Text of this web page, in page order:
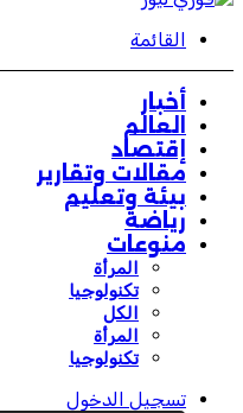
القائمة
أخبار
العالم
إقتصاد
مقالات وتقارير
بيئة وتعليم
رياضة
منوعات
المرأة
تكنولوجيا
الكل
المرأة
تكنولوجيا
تسجيل الدخول